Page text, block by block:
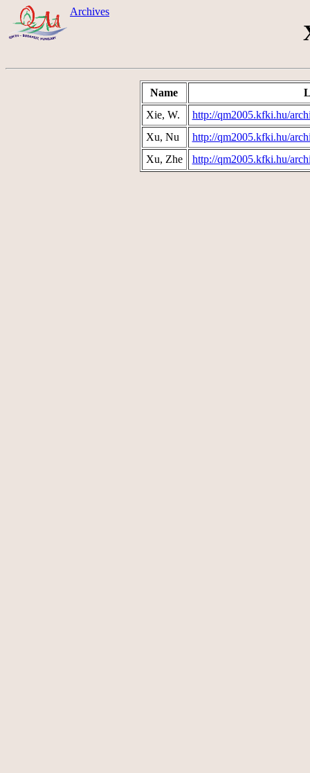
Archives
Name
Xie, W.
http://qm2005.kfki.hu/
Xu, Nu
http://qm2005.kfki.hu/
Xu, Zhe
http://qm2005.kfki.hu/